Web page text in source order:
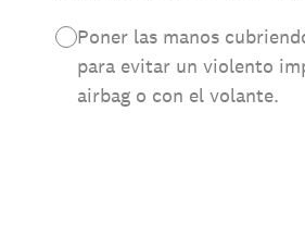
Poner las manos
para evitar un violento
airbag o con el volante.